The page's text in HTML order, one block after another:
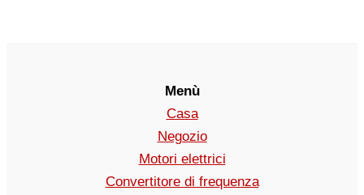
Menù
Casa
Negozio
Motori elettrici
Convertitore di frequenza